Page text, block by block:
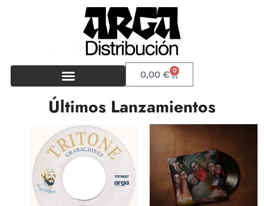
0,00€ 0
Últimos Lanzamientos